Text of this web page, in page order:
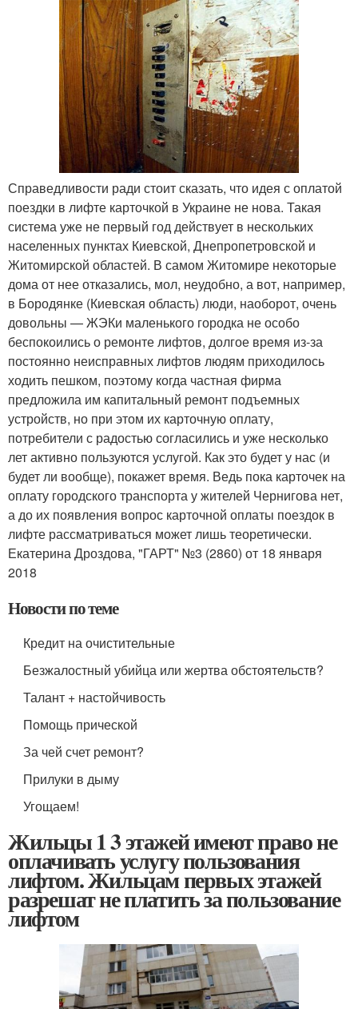
Справедливости ради стоит сказать, что идея с оплатой
поездки в лифте карточкой в Украине не нова. Такая
система уже не первый год действует в нескольких
населенных пунктах Киевской, Днепропетровской и
Житомирской областей. В самом Житомире некоторые
дома от нее отказались, мол, неудобно, а вот, например,
в Бородянке (Киевская область) люди, наоборот, очень
довольны — ЖЭКи маленького городка не особо
беспокоились о ремонте лифтов, долгое время из-за
постоянно неисправных лифтов людям приходилось
ходить пешком, поэтому когда частная фирма
предложила им капитальный ремонт подъемных
устройств, но при этом их карточную оплату,
потребители с радостью согласились и уже несколько
лет активно пользуются услугой. Как это будет у нас (и
будет ли вообще), покажет время. Ведь пока карточек на
оплату городского транспорта у жителей Чернигова нет,
а до их появления вопрос карточной оплаты поездок в
лифте рассматриваться может лишь теоретически.
Екатерина Дроздова, "ГАРТ" №3 (2860) от 18 января
2018
Новости по теме
Кредит на очистительные
Безжалостный убийца или жертва обстоятельств?
Талант + настойчивость
Помощь прической
За чей счет ремонт?
Прилуки в дыму
Угощаем!
Жильцы 1 3 этажей имеют право не
оплачивать услугу пользования
лифтом. Жильцам первых этажей
разрешат не платить за пользование
лифтом